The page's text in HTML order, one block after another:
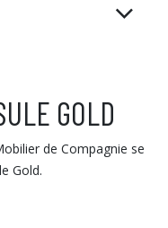
GOLD
de Compagnie se
Gold.